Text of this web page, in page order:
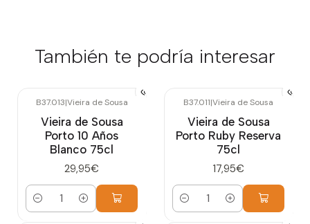
También te podría interesar
B37.013|Vieira de Sousa
Vieira de Sousa
Porto 10 Años
Blanco 75cl
29,95€
Cantidad
B37.011|Vieira de Sousa
Vieira de Sousa
Porto Ruby Reserva
75cl
17,95€
Cantidad